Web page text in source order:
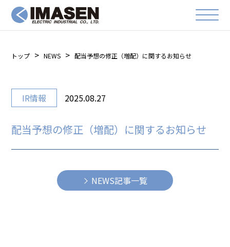
トップ NEWS 配当予想の修正（増配）に関するお知らせ
IR情報 2025.08.27
配当予想の修正（増配）に関するお知らせ
NEWS記事一覧